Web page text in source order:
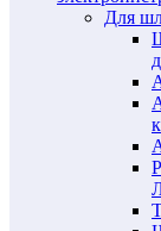
Для